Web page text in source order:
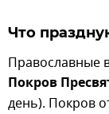
Что
Православные
Покров
день). Покров